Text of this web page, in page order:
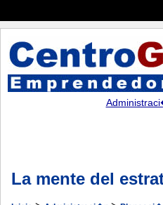
La mente del